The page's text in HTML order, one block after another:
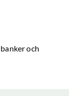
och